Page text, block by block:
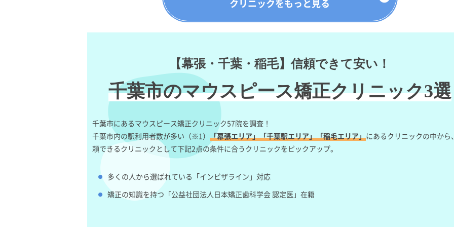
クリニックをもっと見る
【幕張・千葉・稲毛】信頼できて安い！
千葉市のマウスピース矯正クリニック3選
千葉市にあるマウスピース矯正クリニック57院を調査！
千葉市内の駅利用者数が多い（※1） 「幕張エリア」「千葉駅エリア」「稲毛エリア」にあるクリニックの中から
頼できるクリニックとして下記2点の条件に合うクリニックをピックアップ。
多くの人から選ばれている「インビザライン」対応
矯正の知識を持つ「公益社団法人日本矯正歯科学会 認定医」在籍